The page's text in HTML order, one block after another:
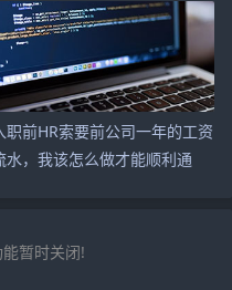
职前HR索要前公司一年的工资
水，我该怎么做才能顺利通
暂时关闭!